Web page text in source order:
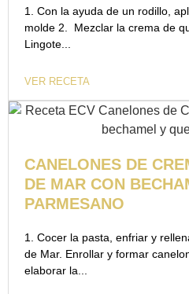
1. Con la ayuda de un rodillo,
molde 2. Mezclar la crema de
Lingote...
VER RECETA
CANELONES DE
DE MAR CON
PARMESANO
1. Cocer la pasta, enfriar y
de Mar. Enrollar y formar
elaborar la...